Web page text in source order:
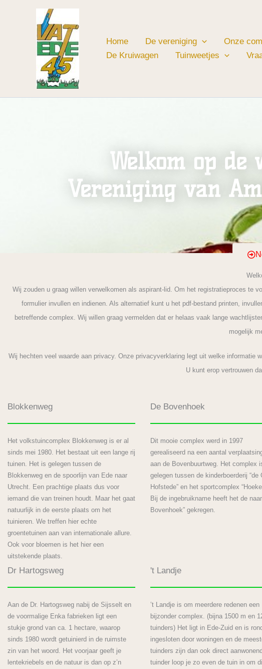
Home De vereniging Onze
De Kruiwagen
Tuinweetjes
Welkom op de
Vereniging van
Wij zouden u graag willen verwelkomen als aspirant-lid. Om het registratieproces te
formulier invullen en indienen. Als alternatief kunt u het pdf-bestand printen,
betreffende complex. Wij willen graag vermelden dat er helaas vaak lange
mogelijk
Wij hechten veel waarde aan privacy. Onze privacyverklaring legt uit welke informatie
U kunt erop vertrouwen
Blokkenweg
Het volkstuincomplex Blokkenweg is er al
sinds mei 1980. Het bestaat uit een lange rij
tuinen. Het is gelegen tussen de
Blokkenweg en de spoorlijn van Ede naar
Utrecht. Een prachtige plaats dus voor
iemand die van treinen houdt. Maar het gaat
natuurlijk in de eerste plaats om het
tuinieren. We treffen hier echte
groentetuinen aan van internationale allure.
Ook voor bloemen is het hier een
uitstekende plaats.
De Bovenhoek
Dit mooie complex werd in 1997
gerealiseerd na een aantal
aan de Bovenbuurtweg. Het complex
gelegen tussen de kinderboerderij “de
Hofstede” en het sportcomplex
Bij de ingebruikname heeft het de
Bovenhoek” gekregen.
Dr Hartogsweg
Aan de Dr. Hartogsweg nabij de Sijsselt en
de voormalige Enka fabrieken ligt een
stukje grond van ca. 1 hectare, waarop
sinds 1980 wordt getuinierd in de ruimste
zin van het woord. Het voorjaar geeft je
lentekriebels en de natuur is dan op z’n
't Landje
’t Landje is om meerdere redenen een
bijzonder complex. (bijna 1500 m en
tuinders) Het ligt in Ede-Zuid en is
ingesloten door woningen en de
tuinders zijn dan ook direct
tuinder loop je zo even de tuin in om